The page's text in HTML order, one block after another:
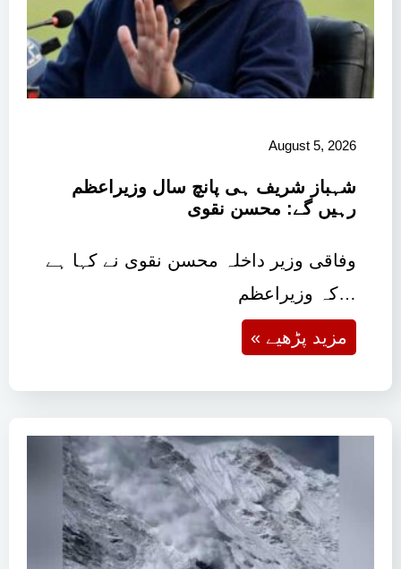
August 5, 2026
شہباز شریف ہی پانچ سال وزیراعظم
رہیں گے: محسن نقوی
وفاقی وزیر داخلہ محسن نقوی نے کہا ہے
کہ وزیراعظم…
« مزید پڑھیے